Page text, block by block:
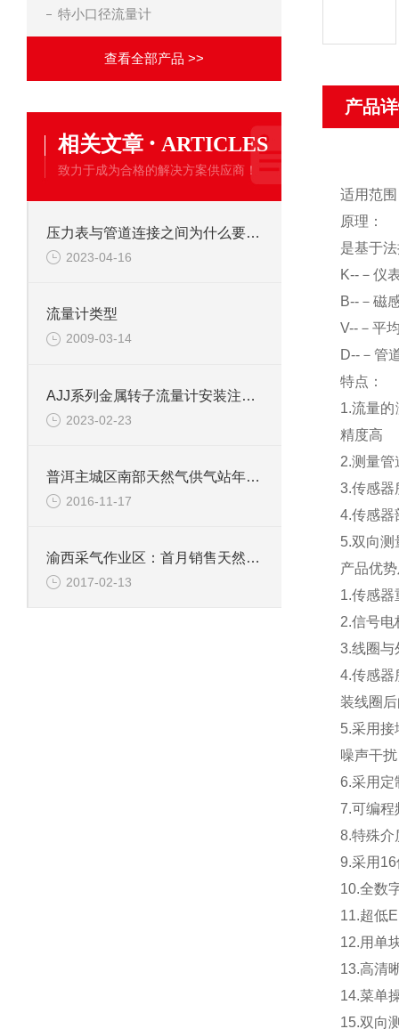
特小口径流量计
查看全部产品 >>
相关文章 · ARTICLES
致力于成为合格的解决方案供应商！
压力表与管道连接之间为什么要弯一个圈
2023-04-16
流量计类型
2009-03-14
AJJ系列金属转子流量计安装注意事项
2023-02-23
普洱主城区南部天然气供气站年内有望投入使用
2016-11-17
渝西采气作业区：首月销售天然气破6千万方
2017-02-13
产品
适用范
原理：
是基于
K--－仪
B--－磁
V--－平
D--－管
特点：
1.流量的
精度高
2.测量管
3.传感器
4.传感器
5.双向测
产品优
1.传感器
2.信号电
3.线圈与
4.传感器
装线圈
5.采用接
噪声干
6.采用定
7.可编程
8.特殊介
9.采用
10.全数
11.超低
12.用单
13.高清
14.菜单
15.双向